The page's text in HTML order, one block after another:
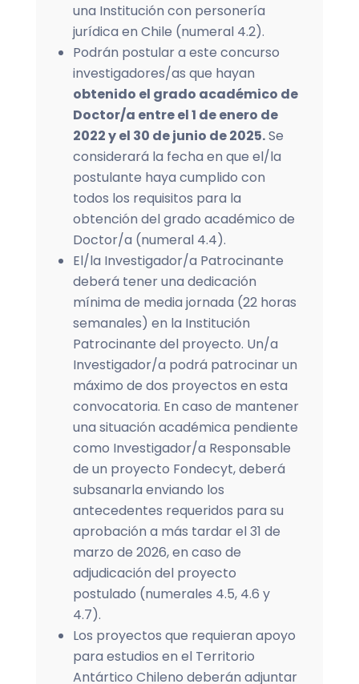
una Institución con personería
jurídica en Chile (numeral 4.2).
Podrán postular a este concurso
investigadores/as que hayan
obtenido el grado académico de
Doctor/a entre el 1 de enero de
2022 y el 30 de junio de 2025.Se
considerará la fecha en que el/la
postulante haya cumplido con
todos los requisitos para la
obtención del grado académico de
Doctor/a (numeral 4.4).
El/la Investigador/a Patrocinante
deberá tener una dedicación
mínima de media jornada (22 horas
semanales) en la Institución
Patrocinante del proyecto. Un/a
Investigador/a podrá patrocinar un
máximo de dos proyectos en esta
convocatoria. En caso de mantener
una situación académica pendiente
como Investigador/a Responsable
de un proyecto Fondecyt, deberá
subsanarla enviando los
antecedentes requeridos para su
aprobación a más tardar el 31 de
marzo de 2026, en caso de
adjudicación del proyecto
postulado (numerales 4.5, 4.6 y
4.7).
Los proyectos que requieran apoyo
para estudios en el Territorio
Antártico Chileno deberán adjuntar